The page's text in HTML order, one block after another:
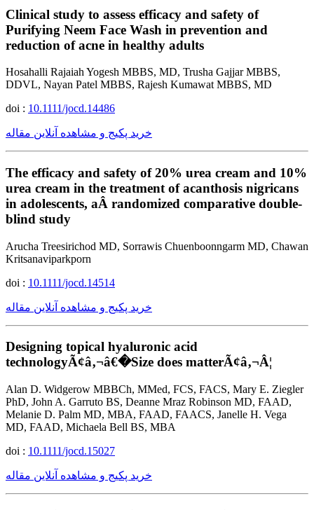
Clinical study to assess efficacy and safety of
Purifying Neem Face Wash in prevention and
reduction of acne in healthy adults
Hosahalli Rajaiah Yogesh MBBS, MD, Trusha Gajjar MBBS,
DDVL, Nayan Patel MBBS, Rajesh Kumawat MBBS, MD
doi : 10.1111/jocd.14486
خرید پکیج و مشاهده آنلاین مقاله
The efficacy and safety of 20% urea cream and 10%
urea cream in the treatment of acanthosis nigricans
in adolescents, aÂ randomized comparative double-
blind study
Arucha Treesirichod MD, Sorrawis Chuenboonngarm MD, Chawan
Kritsanaviparkporn
doi : 10.1111/jocd.14514
خرید پکیج و مشاهده آنلاین مقاله
Designing topical hyaluronic acid
technologyÃ¢â‚¬â€�Size does matterÃ¢â‚¬Â¦
Alan D. Widgerow MBBCh, MMed, FCS, FACS, Mary E. Ziegler
PhD, John A. Garruto BS, Deanne Mraz Robinson MD, FAAD,
Melanie D. Palm MD, MBA, FAAD, FAACS, Janelle H. Vega
MD, FAAD, Michaela Bell BS, MBA
doi : 10.1111/jocd.15027
خرید پکیج و مشاهده آنلاین مقاله